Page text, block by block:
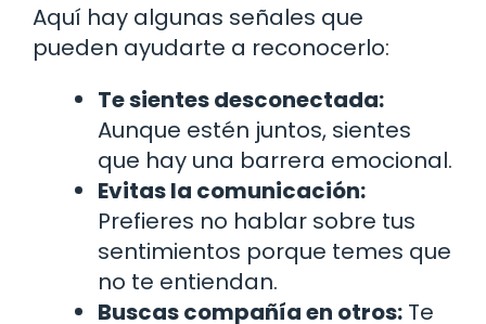
Aquí hay algunas señales que
pueden ayudarte a reconocerlo:
Te sientes desconectada:
Aunque estén juntos, sientes
que hay una barrera emocional.
Evitas la comunicación:
Prefieres no hablar sobre tus
sentimientos porque temes que
no te entiendan.
Buscas compañía en otros: Te